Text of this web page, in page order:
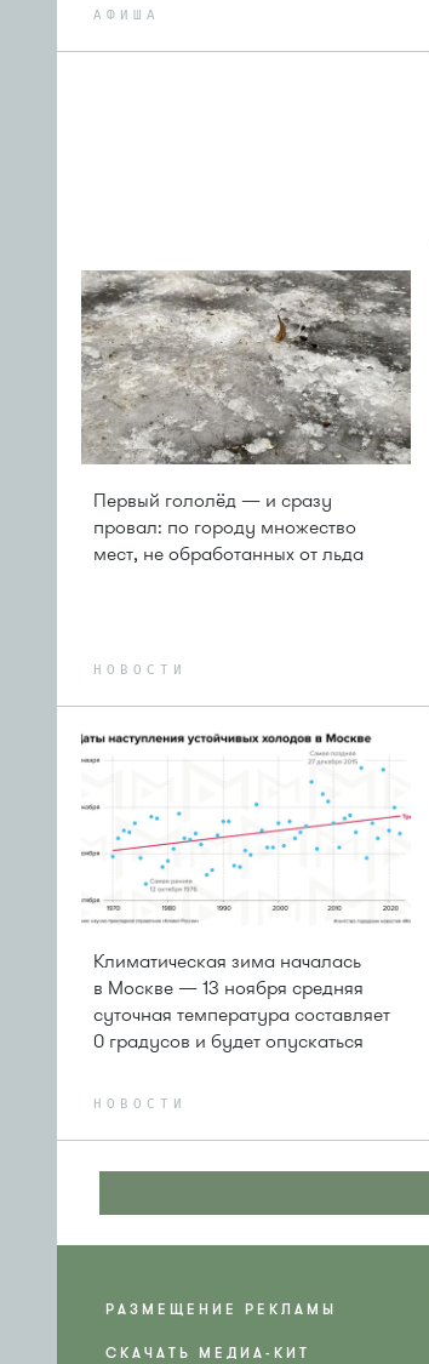
АФИША
Первый гололёд — и сразу
провал: по городу множество
мест, не обработанных от льда
НОВОСТИ
Климатическая зима началась
в Москве — 13 ноября средняя
суточная температура составляет
0 градусов и будет опускаться
НОВОСТИ
РАЗМЕЩЕНИЕ РЕКЛАМЫ
СКАЧАТЬ МЕДИА-КИТ